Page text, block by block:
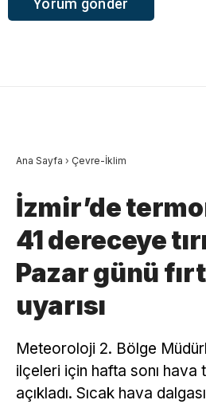
Ana Sayfa › Çevre-İklim
İzmir’de
41 dereceye
Pazar günü
uyarısı
Meteoroloji 2. Bölge
ilçeleri için hafta sonı hava
açıkladı. Sıcak hava